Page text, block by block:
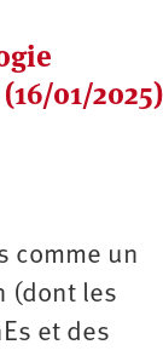
01/2025)
comme un
(dont les
et des